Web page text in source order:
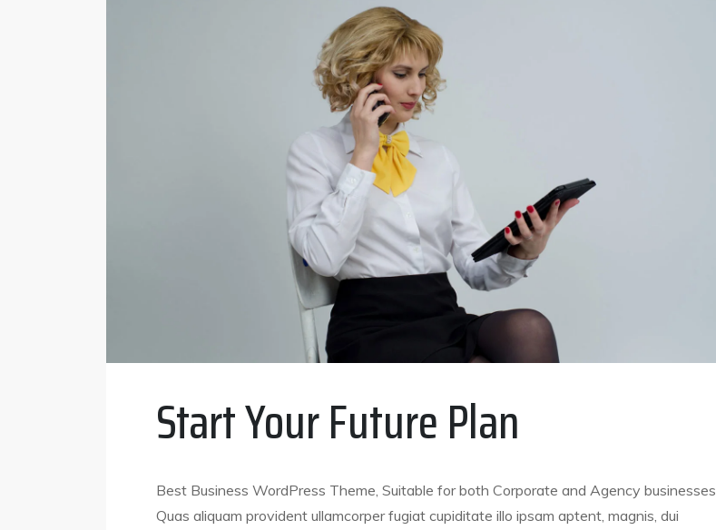
Start Your Future Plan
Best Business WordPress Theme, Suitable for both Corporate and Agency businesses
Quas aliquam provident ullamcorper fugiat cupiditate illo ipsam aptent, magnis, dui